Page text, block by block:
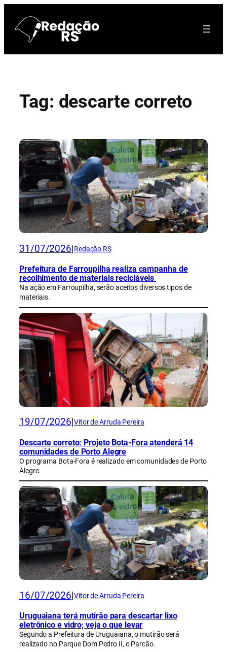
para
Tag: descarte correto
31/07/2026 Redação RS
Prefeitura de Farroupilha realiza campanha de
recolhimento de materiais recicláveis
Na ação em Farroupilha, serão aceitos diversos tipos de
materiais.
19/07/2026 Vitor de Arruda Pereira
Descarte correto: Projeto Bota-Fora atenderá 14
comunidades de Porto Alegre
O programa Bota-Fora é realizado em comunidades de Porto
Alegre.
16/07/2026 Vitor de Arruda Pereira
Uruguaiana terá mutirão para descartar lixo
eletrônico e vidro; veja o que levar
Segundo a Prefeitura de Uruguaiana, o mutirão será
realizado no Parque Dom Pedro II, o Parcão.